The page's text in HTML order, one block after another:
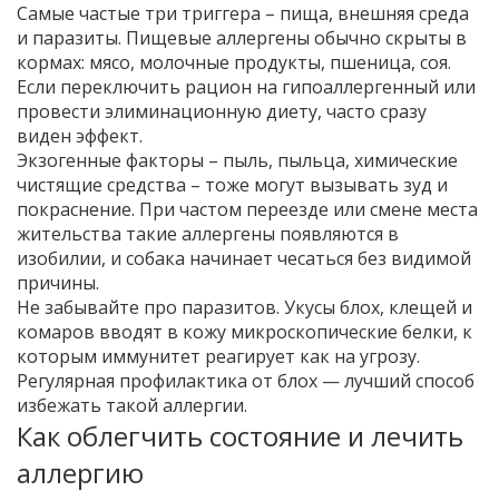
Самые частые три триггера – пища, внешняя среда
и паразиты. Пищевые аллергены обычно скрыты в
кормах: мясо, молочные продукты, пшеница, соя.
Если переключить рацион на гипоаллергенный или
провести элиминационную диету, часто сразу
виден эффект.
Экзогенные факторы – пыль, пыльца, химические
чистящие средства – тоже могут вызывать зуд и
покраснение. При частом переездe или смене места
жительства такие аллергены появляются в
изобилии, и собака начинает чесаться без видимой
причины.
Не забывайте про паразитов. Укусы блох, клещей и
комаров вводят в кожу микроскопические белки, к
которым иммунитет реагирует как на угрозу.
Регулярная профилактика от блох — лучший способ
избежать такой аллергии.
Как облегчить состояние и лечить
аллергию